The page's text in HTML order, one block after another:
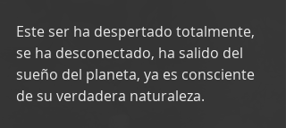
Este ser ha despertado totalmente,
se ha desconectado, ha salido del
sueño del planeta, ya es consciente
de su verdadera naturaleza.